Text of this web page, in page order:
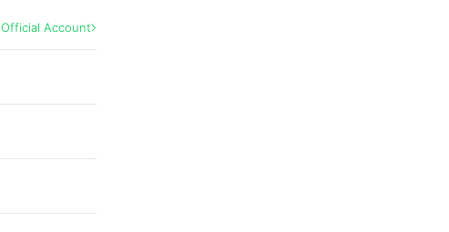
Official Account